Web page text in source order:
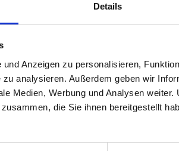
Details
Anzeigen zu personalisieren,
analysieren. Außerdem geben wir
Medien, Werbung und Analysen
die Sie ihnen bereitgestellt
mit Unternehmen, die immer wieder die
Lösungen präsentieren. Auch die globale
Initiativen zur Erleichterung der
sich immer häufiger auf der Messe,
von Ausstellern und
der UNITI expo. Die Entwicklung
bieten den Teilnehmern eine Plattform, auf
richtungsweisende Charakter der